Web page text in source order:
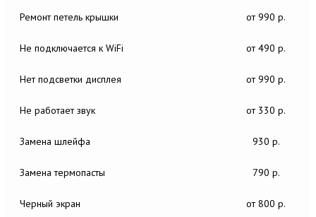
Ремонт петель крышки от 990 р.
Не подключается к WiFi от 490 р.
Нет подсветки дисплея от 990 р.
Не работает звук от 330 р.
Замена шлейфа 930 р.
Замена термопасты 790 р.
Черный экран от 800 р.